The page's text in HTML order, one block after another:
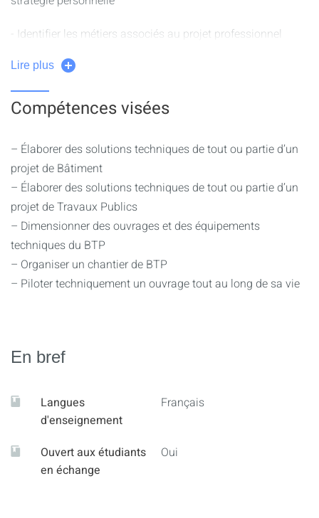
- Identifier les métiers associés au projet professionnel
- Découvrir la pluralité des parcours pour accéder à un
métier
- Mettre en place une démarche de recherche de stage et
d'alternance et les outils associés
Lire plus
Compétences visées
– Élaborer des solutions techniques de tout ou partie d’un
projet de Bâtiment
– Élaborer des solutions techniques de tout ou partie d’un
projet de Travaux Publics
– Dimensionner des ouvrages et des équipements
techniques du BTP
– Organiser un chantier de BTP
– Piloter techniquement un ouvrage tout au long de sa vie
En bref
Langues
d'enseignement
Français
Ouvert aux étudiants
en échange
Oui